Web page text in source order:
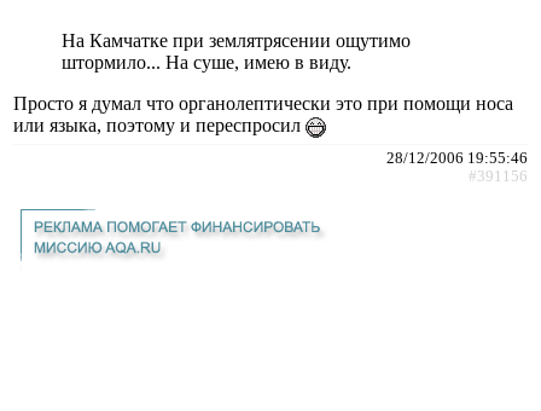
На Камчатке при землятрясении ощутимо
штормило... На суше, имею в виду.
Просто я думал что органолептически это при помощи носа
или языка, поэтому и переспросил
28/12/2006 19:55:46
#391156